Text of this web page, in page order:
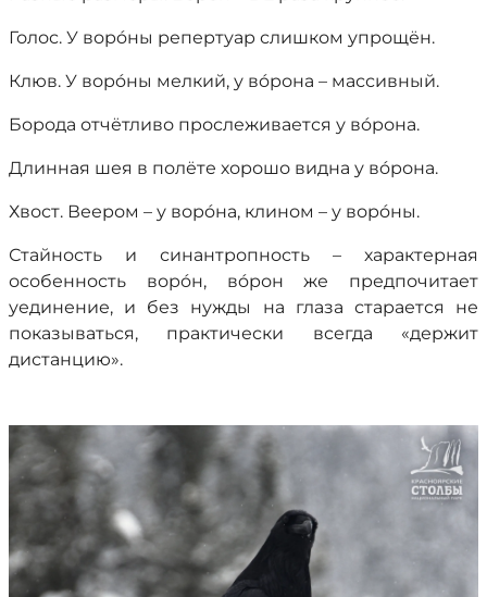
Голос. У ворóны репертуар слишком упрощён.
Клюв. У ворóны мелкий, у вóрона – массивный.
Борода отчётливо прослеживается у вóрона.
Длинная шея в полёте хорошо видна у вóрона.
Хвост. Веером – у ворóна, клином – у ворóны.
Стайность и синантропность – характерная
особенность ворóн, вóрон же предпочитает
уединение, и без нужды на глаза старается не
показываться, практически всегда «держит
дистанцию».